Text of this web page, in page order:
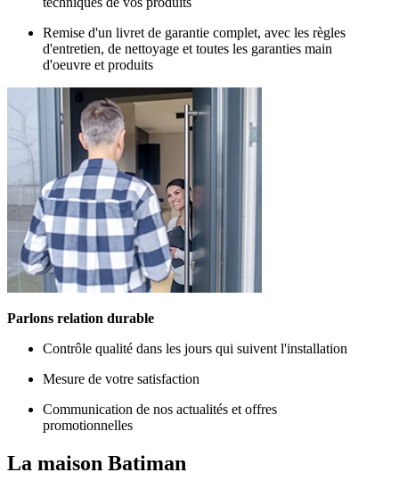
Remise d'un livret de garantie complet, avec les règles
d'entretien, de nettoyage et toutes les garanties main
d'oeuvre et produits
Parlons relation durable
Contrôle qualité dans les jours qui suivent l'installation
Mesure de votre satisfaction
Communication de nos actualités et offres
promotionnelles
La maison Batiman